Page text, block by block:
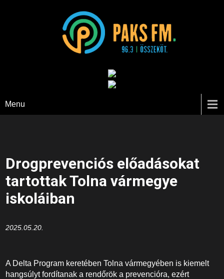
Menu
Drogprevenciós előadásokat
tartottak Tolna vármegye
iskoláiban
2025.05.20.
A Delta Program keretében Tolna vármegyében is kiemelt
hangsúlyt fordítanak a rendőrök a prevencióra, ezért